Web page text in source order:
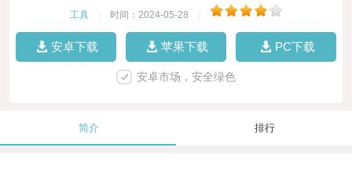
工具 时间：2024-05-28
安卓下载 苹果下载 PC下载
安卓市场，安全绿色
简介 排行